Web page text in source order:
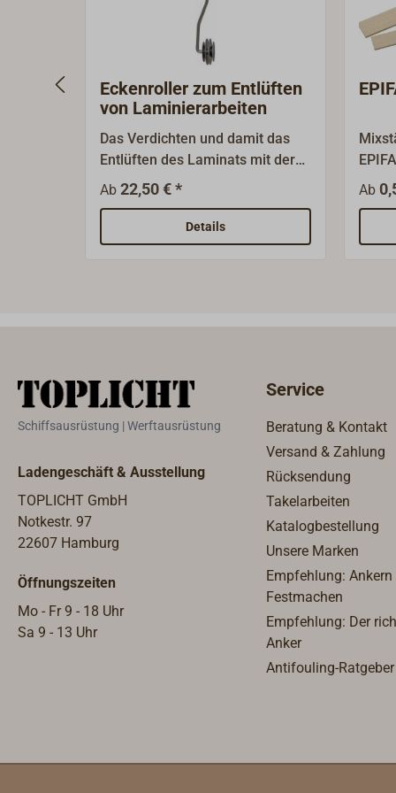
Eckenroller zum Entlüften
von Laminierarbeiten
Das Verdichten und damit das
Entlüften des Laminats mit der
Scheibenrolle ist der
Gradmesser für die Qualität von
Hand- und Spritzlaminat.
Eckenroller aus Metall oder
Ab 22,50 € *
Details
Ab
Schiffsausrüstung | Werftausrüstung
Ladengeschäft & Ausstellung
TOPLICHT GmbH
Notkestr. 97
22607 Hamburg
Öffnungszeiten
Mo - Fr 9 - 18 Uhr
Sa 9 - 13 Uhr
Service
Beratung & Kontakt
Versand & Zahlung
Rücksendung
Takelarbeiten
Katalogbestellung
Unsere Marken
Empfehlung: Ankern
Festmachen
Empfehlung: Der
Anker
Antifouling-Ratgeber